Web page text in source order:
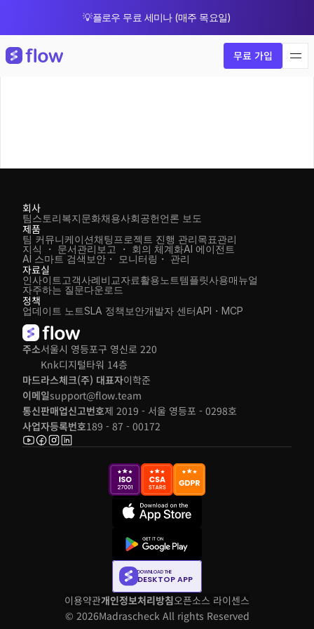
💡플로우 무료 세미나 (매주 목요일)
무료 가입
주소서울시 영등포구 영신로 220
Knk디지털타워 14층
마드라스체크(주) 대표자이학준
이메일support@flow.team
통신판매업신고번호제 2019 - 서울 영등포 - 0298호
사업자등록번호189 - 87 - 00172
회사
팀스토리복지문화채용사회공헌언론 보도
제품
팀 커뮤니케이션채팅 프로젝트 진행 관리목표관리
지식 ・ 문서관리 보고 ・ 회의 체계화
AI 스마트 검색
AI 에이전트
보안・ 모니터링・ 관리
자료실
인사이트 고객사례비교자료활용노트템플릿사용매뉴얼
자주하는 질문다운로드
정책
업데이트 노트SLA 정책 보안개발자 센터API・MCP
DOWNLOAD THE
DESKTOP APP
이용약관개인정보처리방침오픈소스 라이센스
© 2026Madrascheck All rights Reserved